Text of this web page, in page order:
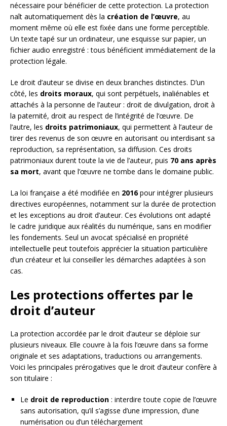
nécessaire pour bénéficier de cette protection. La protection
naît automatiquement dès la création de l’œuvre, au
moment même où elle est fixée dans une forme perceptible.
Un texte tapé sur un ordinateur, une esquisse sur papier, un
fichier audio enregistré : tous bénéficient immédiatement de la
protection légale.
Le droit d’auteur se divise en deux branches distinctes. D’un
côté, les droits moraux, qui sont perpétuels, inaliénables et
attachés à la personne de l’auteur : droit de divulgation, droit à
la paternité, droit au respect de l’intégrité de l’œuvre. De
l’autre, les droits patrimoniaux, qui permettent à l’auteur de
tirer des revenus de son œuvre en autorisant ou interdisant sa
reproduction, sa représentation, sa diffusion. Ces droits
patrimoniaux durent toute la vie de l’auteur, puis 70 ans après
sa mort, avant que l’œuvre ne tombe dans le domaine public.
La loi française a été modifiée en 2016pour intégrer plusieurs
directives européennes, notamment sur la durée de protection
et les exceptions au droit d’auteur. Ces évolutions ont adapté
le cadre juridique aux réalités du numérique, sans en modifier
les fondements. Seul un avocat spécialisé en propriété
intellectuelle peut toutefois apprécier la situation particulière
d’un créateur et lui conseiller les démarches adaptées à son
cas.
Les protections offertes par le
droit d’auteur
La protection accordée par le droit d’auteur se déploie sur
plusieurs niveaux. Elle couvre à la fois l’œuvre dans sa forme
originale et ses adaptations, traductions ou arrangements.
Voici les principales prérogatives que le droit d’auteur confère à
son titulaire :
Le droit de reproduction : interdire toute copie de l’œuvre
sans autorisation, qu’il s’agisse d’une impression, d’une
numérisation ou d’un téléchargement